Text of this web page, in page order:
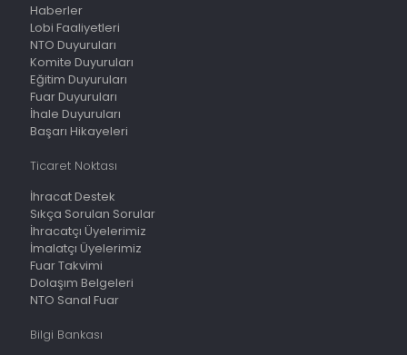
Haberler
Lobi Faaliyetleri
NTO Duyuruları
Komite Duyuruları
Eğitim Duyuruları
Fuar Duyuruları
İhale Duyuruları
Başarı Hikayeleri
Ticaret Noktası
İhracat Destek
Sıkça Sorulan Sorular
İhracatçı Üyelerimiz
İmalatçı Üyelerimiz
Fuar Takvimi
Dolaşım Belgeleri
NTO Sanal Fuar
Bilgi Bankası